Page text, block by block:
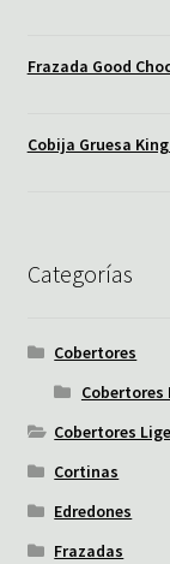
Frazada Good
Cobija Gruesa
Categorías
Cobertores
Cobertores
Cobertores
Cortinas
Edredones
Frazadas